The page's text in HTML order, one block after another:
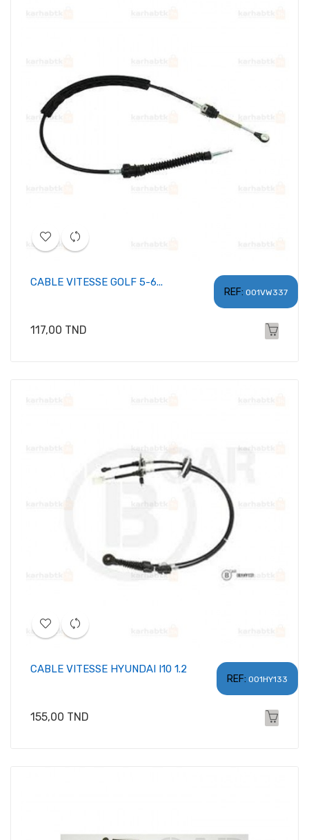
REF: 001VW337
CABLE VITESSE GOLF 5-6...
Prix
117,00 TND
REF: 001HY133
CABLE VITESSE HYUNDAI I10 1.2
Prix
155,00 TND